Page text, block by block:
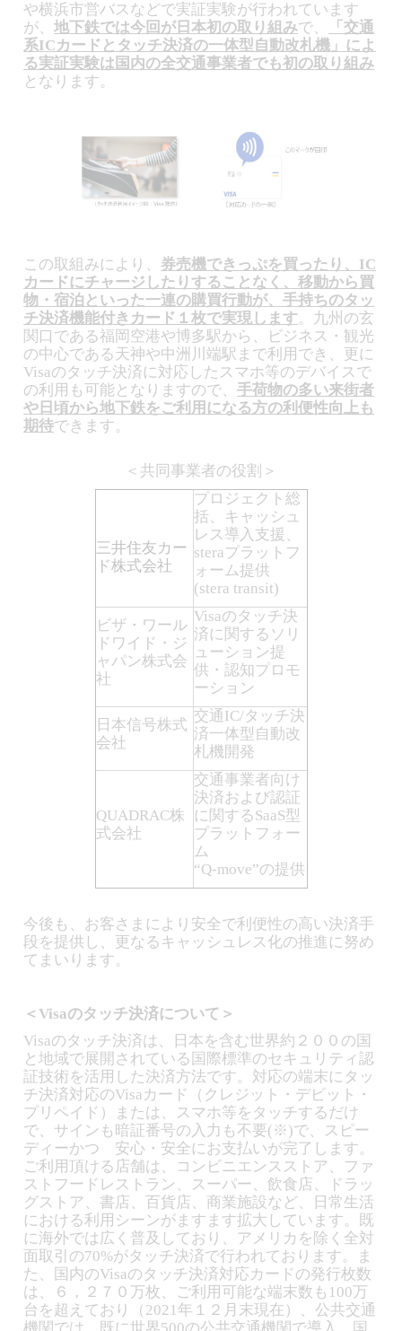
や横浜市営バスなどで実証実験が行われています
が、地下鉄では今回が日本初の取り組みで、
「交通
系ICカードとタッチ決済の一体型自動改札機」によ
る実証実験は国内の全交通事業者でも初の取り組み
となります。
この取組みにより、券売機できっぷを買ったり、IC
カードにチャージしたりすることなく、移動から買
物・宿泊といった一連の購買行動が、手持ちのタッ
チ決済機能付きカード１枚で実現します。九州の玄
関口である福岡空港や博多駅から、ビジネス・観光
の中心である天神や中洲川端駅まで利用でき、更に
Visaのタッチ決済に対応したスマホ等のデバイスで
の利用も可能となりますので、手荷物の多い来街者
や日頃から地下鉄をご利用になる方の利便性向上も
期待できます。
＜共同事業者の役割＞
三井住友カー
ド株式会社
プロジェクト総
括、キャッシュ
レス導入支援、
steraプラットフ
ォーム提供
(stera transit)
ビザ・ワール
ドワイド・ジ
ャパン株式会
社
Visaのタッチ決
済に関するソリ
ューション提
供・認知プロモ
ーション
日本信号株式
会社
交通IC/タッチ決
済一体型自動改
札機開発
QUADRAC株
式会社
交通事業者向け
決済および認証
に関するSaaS型
プラットフォー
ム
“Q-move”の提供
今後も、お客さまにより安全で利便性の高い決済手
段を提供し、更なるキャッシュレス化の推進に努め
てまいります。
＜Visaのタッチ決済について＞
Visaのタッチ決済は、日本を含む世界約２００の国
と地域で展開されている国際標準のセキュリティ認
証技術を活用した決済方法です。対応の端末にタッ
チ決済対応のVisaカード（クレジット・デビット・
プリペイド）または、スマホ等をタッチするだけ
で、サインも暗証番号の入力も不要(※)で、スピー
ディーかつ 安心・安全にお支払いが完了します。
ご利用頂ける店舗は、コンビニエンスストア、ファ
ストフードレストラン、スーパー、飲食店、ドラッ
グストア、書店、百貨店、商業施設など、日常生活
における利用シーンがますます拡大しています。既
に海外では広く普及しており、アメリカを除く全対
面取引の70%がタッチ決済で行われております。ま
た、国内のVisaのタッチ決済対応カードの発行枚数
は、６，２７０万枚、ご利用可能な端末数も100万
台を超えており（2021年１２月末現在）、公共交通